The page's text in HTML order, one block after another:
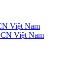
Việt Nam
Việt Nam